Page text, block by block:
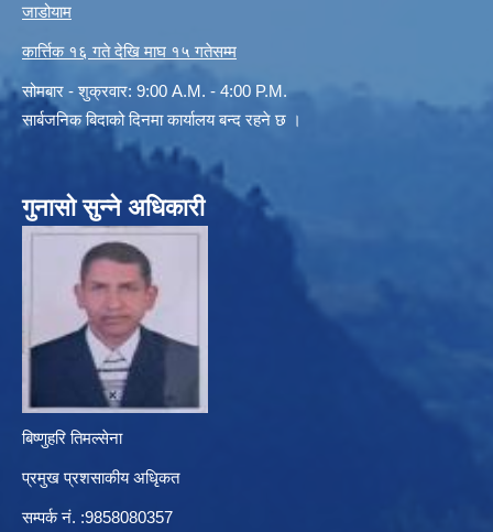
जाडोयाम
कार्त्तिक १६ गते देखि माघ १५ गतेसम्म
सोमबार - शुक्रवार: 9:00 A.M. - 4:00 P.M.
सार्बजनिक बिदाको दिनमा कार्यालय बन्द रहने छ ।
गुनासो सुन्ने अधिकारी
बिष्णुहरि तिमल्सेना
प्रमुख प्रशसाकीय अधिृकत
सम्पर्क न‌ं. :9858080357